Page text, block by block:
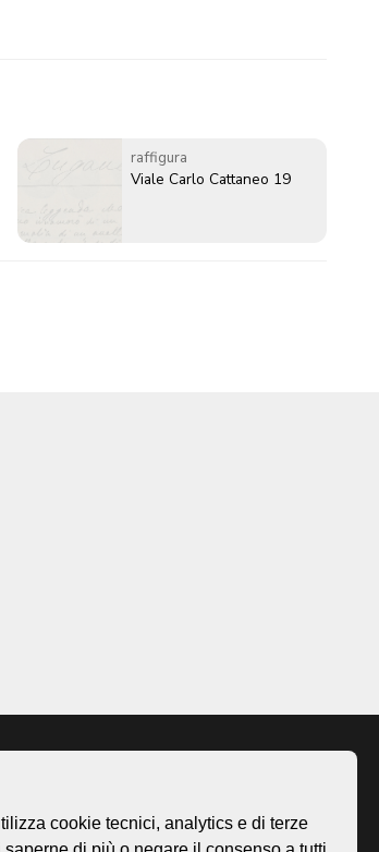
raffigura
Viale Carlo Cattaneo 19
Homepage
cookie tecnici, analytics e di terze